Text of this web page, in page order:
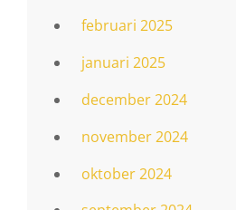
februari 2025
januari 2025
december 2024
november 2024
oktober 2024